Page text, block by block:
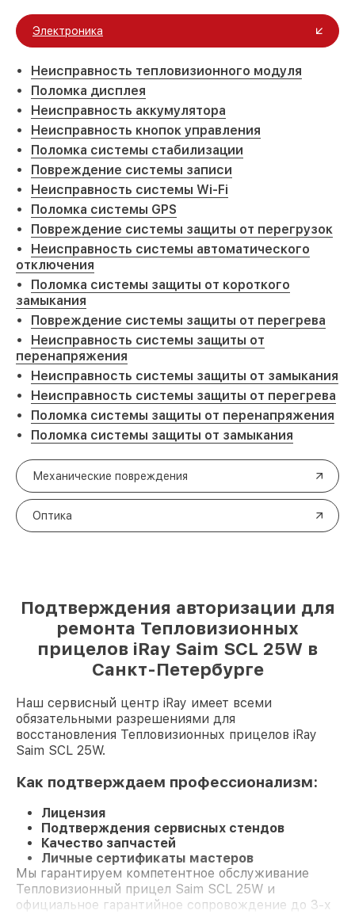
Электроника
Неисправность тепловизионного модуля
Поломка дисплея
Неисправность аккумулятора
Неисправность кнопок управления
Поломка системы стабилизации
Повреждение системы записи
Неисправность системы Wi-Fi
Поломка системы GPS
Повреждение системы защиты от перегрузок
Неисправность системы автоматического
отключения
Поломка системы защиты от короткого
замыкания
Повреждение системы защиты от перегрева
Неисправность системы защиты от
перенапряжения
Неисправность системы защиты от замыкания
Неисправность системы защиты от перегрева
Поломка системы защиты от перенапряжения
Поломка системы защиты от замыкания
Механические повреждения
Оптика
Подтверждения авторизации для
ремонта Тепловизионных
прицелов iRay Saim SCL 25W в
Санкт-Петербурге
Наш сервисный центр iRay имеет всеми
обязательными разрешениями для
восстановления Тепловизионных прицелов iRay
Saim SCL 25W.
Как подтверждаем профессионализм:
Лицензия
Подтверждения сервисных стендов
Качество запчастей
Личные сертификаты мастеров
Мы гарантируем компетентное обслуживание
Тепловизионный прицел Saim SCL 25W и
официальное гарантийное сопровождение до 3-х